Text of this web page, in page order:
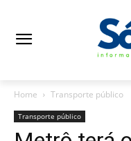
Home Transporte público
Transporte público